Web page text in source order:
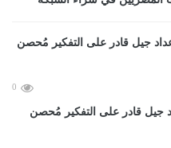
0
جيل قادر على التفكير مُحصن